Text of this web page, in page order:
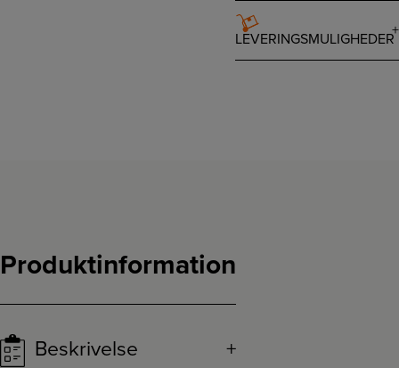
LEVERINGSMULIGHEDER
Produktinformation
Beskrivelse